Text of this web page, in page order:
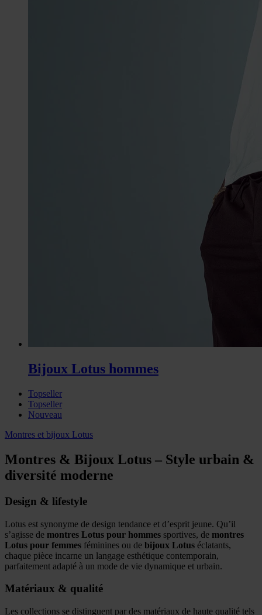
Bijoux Lotus hommes
Topseller
Topseller
Nouveau
Montres et bijoux Lotus
Montres & Bijoux Lotus – Style urbain &
diversité moderne
Design & lifestyle
Lotus est synonyme de design tendance et d’esprit jeune. Qu’il
s’agisse de montres Lotus pour hommes sportives, de montres
Lotus pour femmes féminines ou de bijoux Lotus éclatants,
chaque pièce incarne un langage esthétique contemporain,
parfaitement adapté à un mode de vie dynamique et urbain.
Matériaux & qualité
Les collections se distinguent par des matériaux de haute qualité tels